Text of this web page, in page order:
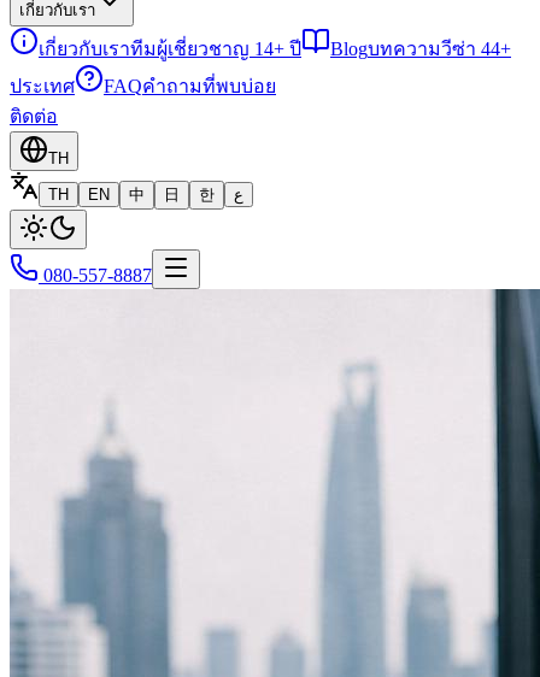
เกี่ยวกับเรา
เกี่ยวกับเราทีมผู้เชี่ยวชาญ 14+ ปี Blogบทความวีซ่า 44+
ประเทศ
FAQคำถามที่พบบ่อย
ติดต่อ
TH
TH
EN 中 日 한 ع
080-557-8887